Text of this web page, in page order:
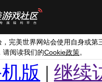
完美世界网站会使用自身或第
请阅读我们的Cookie政策。
版 | 继续